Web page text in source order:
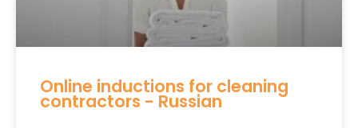
Online inductions for cleaning
contractors - Russian